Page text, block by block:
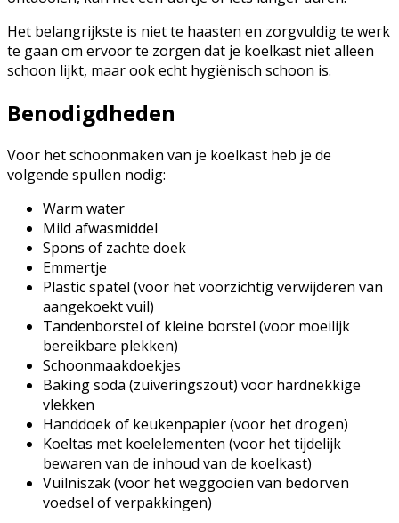
Het belangrijkste is niet te haasten en zorgvuldig te werk
te gaan om ervoor te zorgen dat je koelkast niet alleen
schoon lijkt, maar ook echt hygiënisch schoon is.
Benodigdheden
Voor het schoonmaken van je koelkast heb je de
volgende spullen nodig:
Warm water
Mild afwasmiddel
Spons of zachte doek
Emmertje
Plastic spatel (voor het voorzichtig verwijderen van
aangekoekt vuil)
Tandenborstel of kleine borstel (voor moeilijk
bereikbare plekken)
Schoonmaakdoekjes
Baking soda (zuiveringszout) voor hardnekkige
vlekken
Handdoek of keukenpapier (voor het drogen)
Koeltas met koelelementen (voor het tijdelijk
bewaren van de inhoud van de koelkast)
Vuilniszak (voor het weggooien van bedorven
voedsel of verpakkingen)